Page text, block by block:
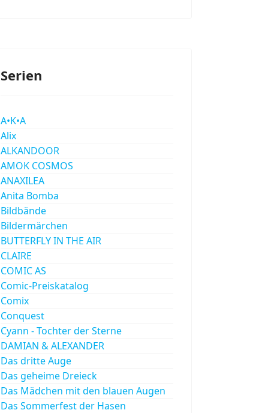
Serien
A•K•A
Alix
ALKANDOOR
AMOK COSMOS
ANAXILEA
Anita Bomba
Bildbände
Bildermärchen
BUTTERFLY IN THE AIR
CLAIRE
COMIC AS
Comic-Preiskatalog
Comix
Conquest
Cyann - Tochter der Sterne
DAMIAN & ALEXANDER
Das dritte Auge
Das geheime Dreieck
Das Mädchen mit den blauen Augen
Das Sommerfest der Hasen